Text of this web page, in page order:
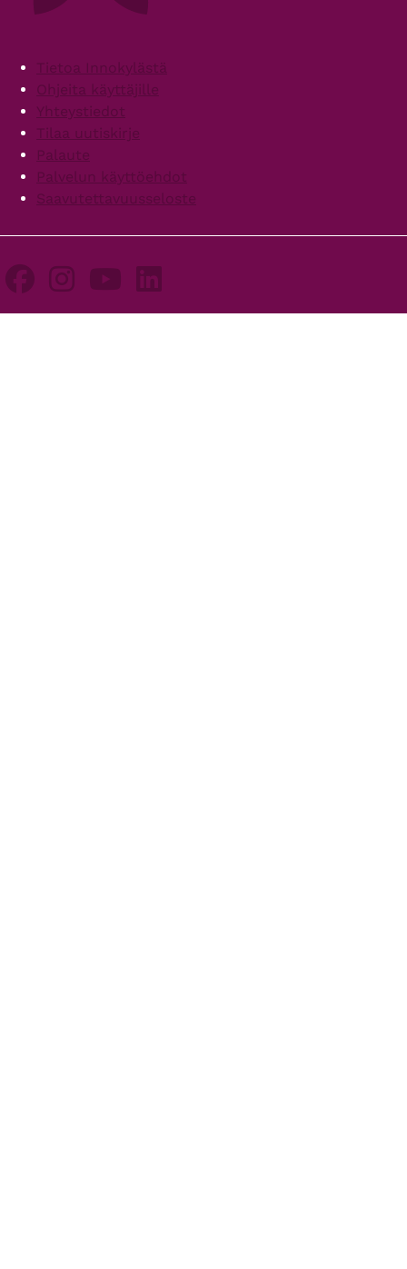
FooterTietoa Innokylästä
Ohjeita käyttäjille
Yhteystiedot
Tilaa uutiskirje
Palaute
Palvelun käyttöehdot
Saavutettavuusseloste